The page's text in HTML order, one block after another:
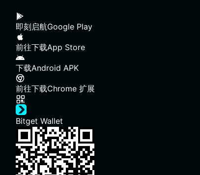
即刻启航Google Play
前往下载App Store
下载Android APK
前往下载Chrome 扩展
Bitget Wallet